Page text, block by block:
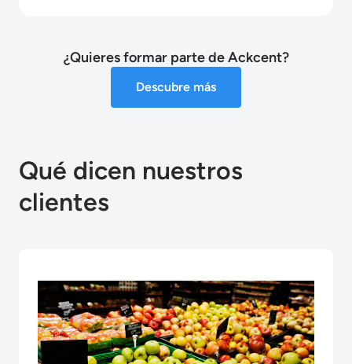
¿Quieres formar parte de Ackcent?
Descubre más
Qué dicen nuestros
clientes